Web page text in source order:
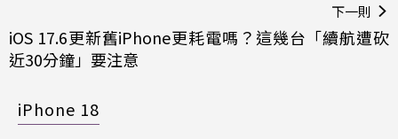
下一則
iOS 17.6更新舊iPhone更耗電嗎？這幾台「續航遭砍
近30分鐘」要注意
iPhone 18